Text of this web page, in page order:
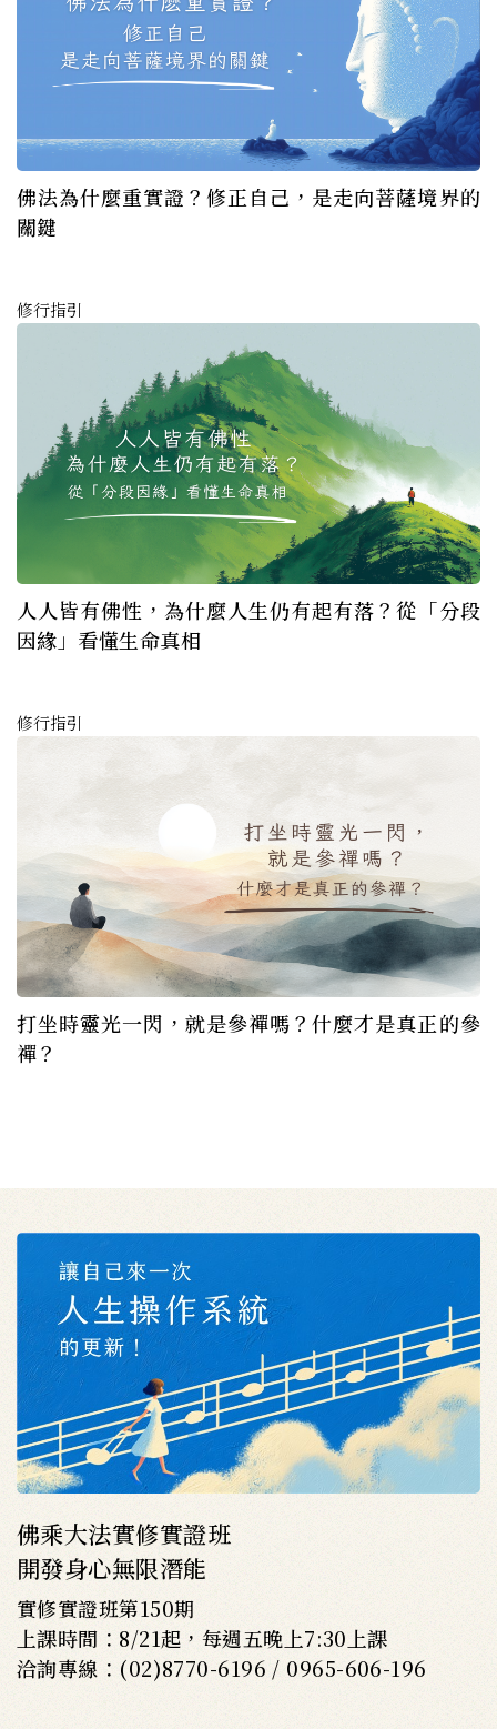
佛法為什麼重實證？修正自己，是走向菩薩境界的
關鍵
修行指引
人人皆有佛性，為什麼人生仍有起有落？從「分段
因緣」看懂生命真相
修行指引
打坐時靈光一閃，就是參禪嗎？什麼才是真正的參
禪？
佛乘大法實修實證班
開發身心無限潛能
實修實證班第150期
上課時間：8/21起，每週五晚上7:30上課
洽詢專線：(02)8770-6196 / 0965-606-196